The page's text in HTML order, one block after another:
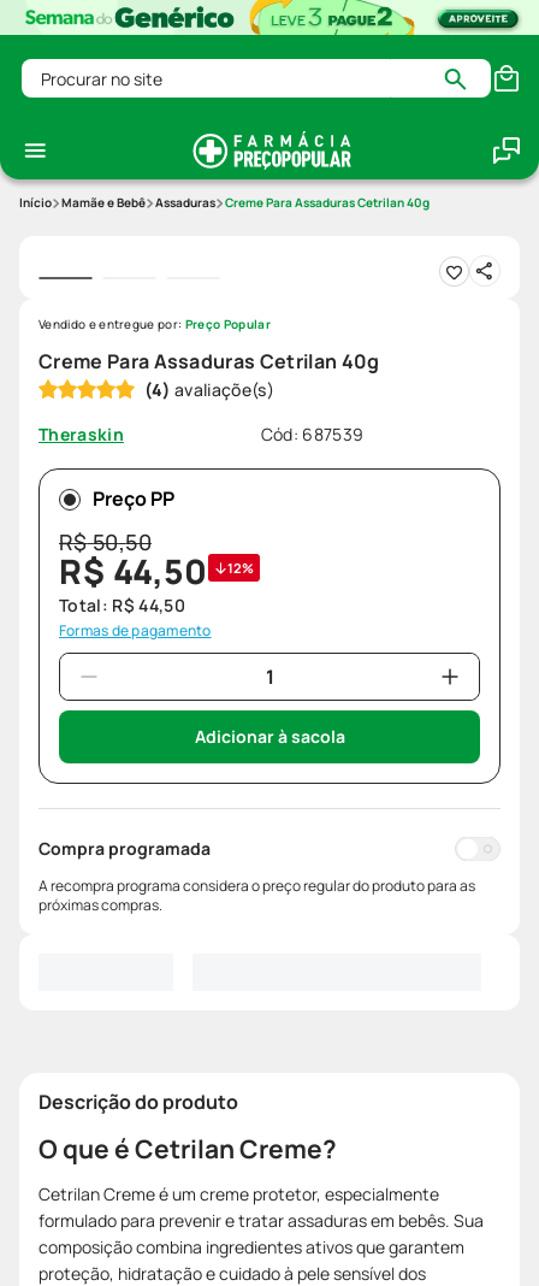
Procurar no site
Mamãe e Bebê Assaduras Creme Para Assaduras Cetrilan 40g
Creme Para Assaduras Cetrilan 40g
(4)
Theraskin
Cód: 687539
Vendido e entregue por: Preço Popular
Preço PP
R$50,50
R$ 44,50 12%
Total: R$ 44,50
Formas de pagamento
Adicionar à sacola
Compra programada
A recompra programa considera o preço regular do produto para as
próximas compras.
Descrição do produto
O que é Cetrilan Creme?
Cetrilan Creme é um creme protetor, especialmente
formulado para prevenir e tratar assaduras em bebês. Sua
composição combina ingredientes ativos que garantem
proteção, hidratação e cuidado à pele sensível dos